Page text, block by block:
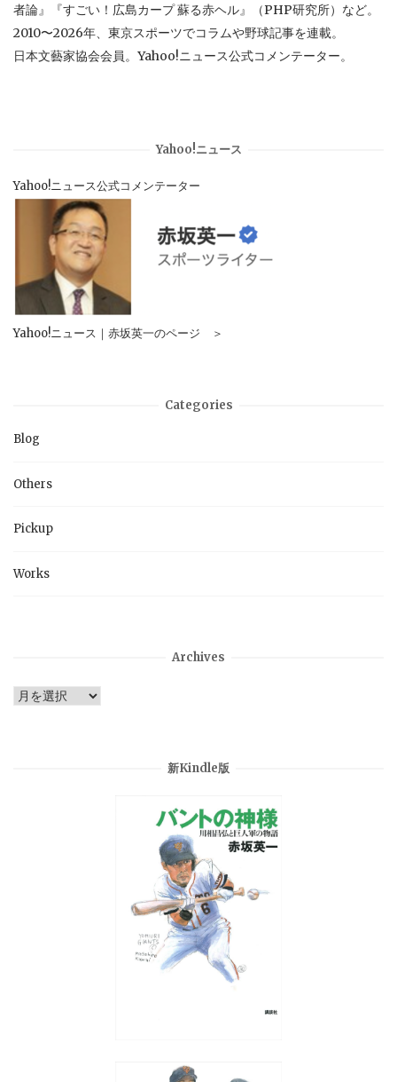
者論』『すごい！広島カープ 蘇る赤ヘル』（PHP研究所）など。
2010〜2026年、東京スポーツでコラムや野球記事を連載。
日本文藝家協会会員。Yahoo!ニュース公式コメンテーター。
Yahoo!ニュース
Yahoo!ニュース公式コメンテーター
Yahoo!ニュース｜赤坂英一のページ ＞
Categories
Blog
Others
Pickup
Works
Archives
Archives
新Kindle版